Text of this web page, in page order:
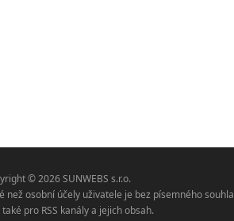
© 2026 SUNWEBS s.r.o.
osobní účely uživatele je bez písemného
pro RSS kanály a jejich obsah.